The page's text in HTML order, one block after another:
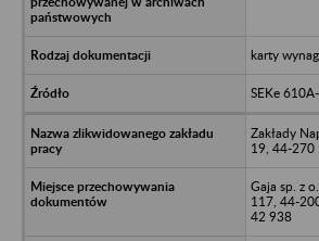
karty
SEKe
Zakłady
19, 44-270
Gaja sp. z
117, 44-
42 938